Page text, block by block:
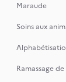
Maraude
Soins aux
Ramassage